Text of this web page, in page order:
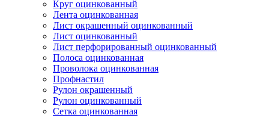
Круг оцинкованный
Лента оцинкованная
Лист окрашенный оцинкованный
Лист оцинкованный
Лист перфорированный оцинкованный
Полоса оцинкованная
Проволока оцинкованная
Профнастил
Рулон окрашенный
Рулон оцинкованный
Сетка оцинкованная